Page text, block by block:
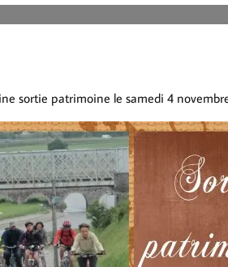
sortie patrimoine le samedi 4